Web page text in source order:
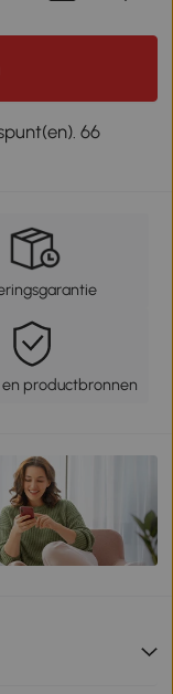
66
productbronnen